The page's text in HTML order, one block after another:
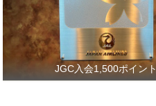
JGC入会1,500ポイント